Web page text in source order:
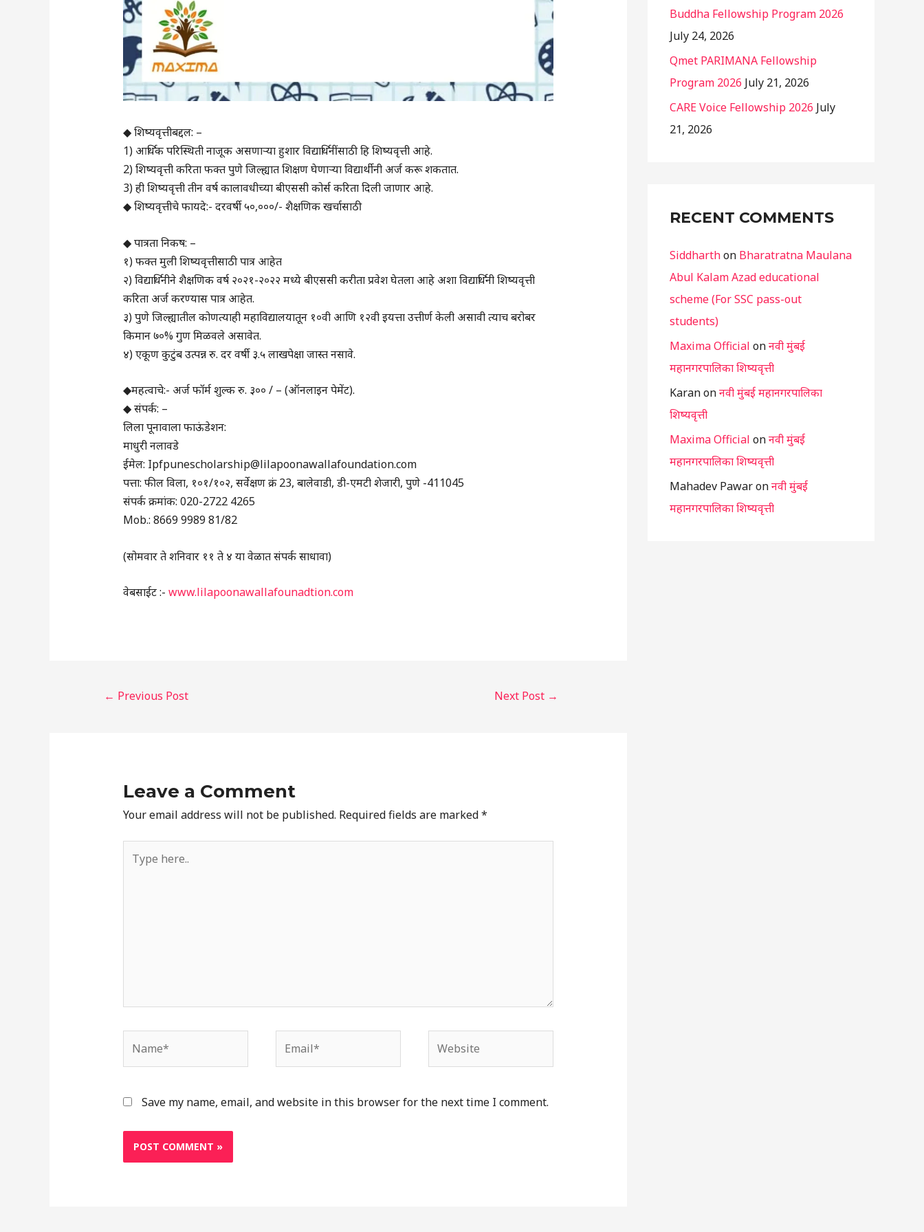
◆ शिष्यवृत्तीबद्दल: –
1) आर्थिक परिस्थिती नाजूक असणाऱ्या हुशार विद्यार्थिनींसाठी हि शिष्यवृत्ती आहे.
2) शिष्यवृत्ती करिता फक्त पुणे जिल्ह्यात शिक्षण घेणाऱ्या विद्यार्थीनी अर्ज करू शकतात.
3) ही शिष्यवृत्ती तीन वर्ष कालावधीच्या बीएससी कोर्स करिता दिली जाणार आहे.
◆ शिष्यवृत्तीचे फायदे:- दरवर्षी ५०,०००/- शैक्षणिक खर्चासाठी
◆ पात्रता निकष: –
१) फक्त मुली शिष्यवृत्तीसाठी पात्र आहेत
२) विद्यार्थिनीने शैक्षणिक वर्ष २०२१-२०२२ मध्ये बीएससी करीता प्रवेश घेतला आहे अशा विद्यार्थिनी शिष्यवृत्ती
करिता अर्ज करण्यास पात्र आहेत.
३) पुणे जिल्ह्यातील कोणत्याही महाविद्यालयातून १०वी आणि १२वी इयत्ता उत्तीर्ण केली असावी त्याच बरोबर
किमान ७०% गुण मिळवले असावेत.
४) एकूण कुटुंब उत्पन्न रु. दर वर्षी ३.५ लाखपेक्षा जास्त नसावे.
◆महत्वाचे:- अर्ज फॉर्म शुल्क रु. ३०० / – (ऑनलाइन पेमेंट).
◆ संपर्क: –
लिला पूनावाला फाऊंडेशन:
माधुरी नलावडे
ईमेल: Ipfpunescholarship@lilapoonawallafoundation.com
पत्ता: फील विला, १०१/१०२, सर्वेक्षण क्रं 23, बालेवाडी, डी-एमटी शेजारी, पुणे -411045
संपर्क क्रमांक: 020-2722 4265
Mob.: 8669 9989 81/82
(सोमवार ते शनिवार ११ ते ४ या वेळात संपर्क साधावा)
वेबसाईट :- www.lilapoonawallafounadtion.com
← Previous Post Next Post →
Leave a Comment
Your email address will not be published. Required fields are marked*
here..
Save my name, email, and website in this browser for the next time I comment.
Buddha Fellowship Program 2026
July 24, 2026
Qmet PARIMANA Fellowship
Program 2026 July 21, 2026
CARE Voice Fellowship 2026 July
21, 2026
RECENT COMMENTS
Siddharthon Bharatratna Maulana
Abul Kalam Azad educational
scheme (For SSC pass-out
students)
Maxima Official onनवी मुंबई
महानगरपालिका शिष्यवृत्ती
Karanonनवी मुंबई महानगरपालिका
शिष्यवृत्ती
Maxima Official onनवी मुंबई
महानगरपालिका शिष्यवृत्ती
Mahadev Pawaronनवी मुंबई
महानगरपालिका शिष्यवृत्ती